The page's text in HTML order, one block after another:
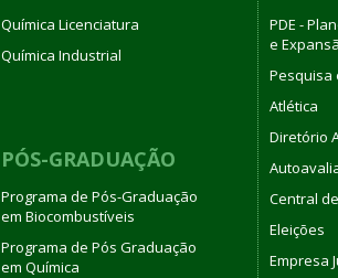
Química Licenciatura
Química Industrial
PÓS-GRADUAÇÃO
Programa de Pós-Graduação
em Biocombustíveis
Programa de Pós Graduação
em Química
PDE -
e
Pesquisa
Atlética
Diretório
Central
Eleições
Empresa